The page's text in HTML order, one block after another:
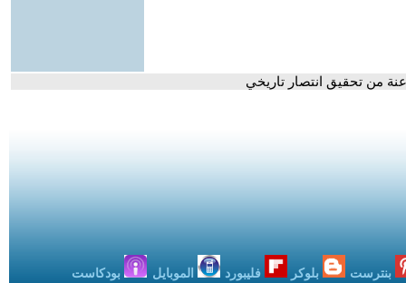
من تحقيق انتصار تاريخي
بنترست بلوكر فليبورد الموبايل بودكاست